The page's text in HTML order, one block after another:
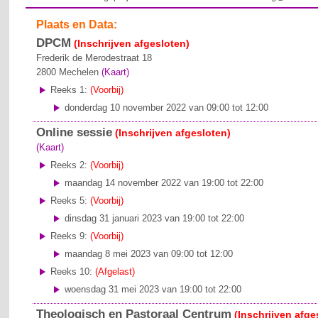
Plaats en Data:
DPCM (Inschrijven afgesloten)
Frederik de Merodestraat 18
2800 Mechelen (Kaart)
Reeks 1:(Voorbij)
donderdag 10 november 2022 van 09:00 tot 12:00
Online sessie (Inschrijven afgesloten)
(Kaart)
Reeks 2:(Voorbij)
maandag 14 november 2022 van 19:00 tot 22:00
Reeks 5:(Voorbij)
dinsdag 31 januari 2023 van 19:00 tot 22:00
Reeks 9:(Voorbij)
maandag 8 mei 2023 van 09:00 tot 12:00
Reeks 10:(Afgelast)
woensdag 31 mei 2023 van 19:00 tot 22:00
Theologisch en Pastoraal Centrum (Inschrijven